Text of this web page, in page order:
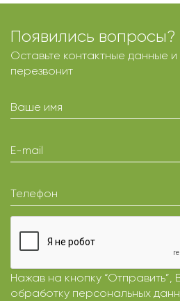
Появились вопросы?
Оставьте контактные данные
перезвонит
Ваше имя
E-mail
Телефон
Нажав на кнопку “Отправить”,
обработку персональных